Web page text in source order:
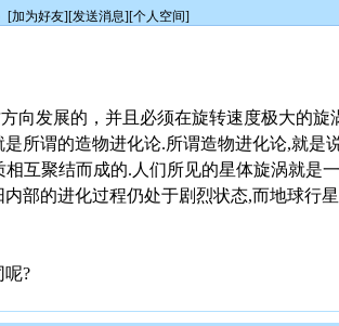
[加为好友][发送消息][个人空间]
向发展的，并且必须在旋转速度极大的
所谓的造物进化论.所谓造物进化论,就是
互聚结而成的.人们所见的星体旋涡就是
部的进化过程仍处于剧烈状态,而地球行
?